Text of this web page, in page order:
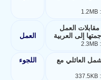
في مقابلات العمل
إلى العربية
العمل
العائلي مع
اللجوء